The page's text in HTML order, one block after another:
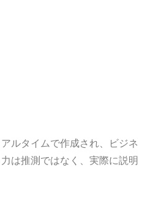
ルタイムで作成され、ビジネ
は推測ではなく、実際に説明